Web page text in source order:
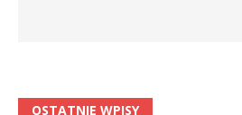
OSTATNIE WPISY